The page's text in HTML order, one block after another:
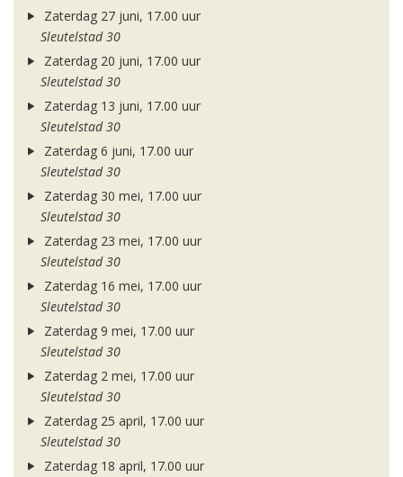
Zaterdag 27 juni, 17.00 uur
Sleutelstad 30
Zaterdag 20 juni, 17.00 uur
Sleutelstad 30
Zaterdag 13 juni, 17.00 uur
Sleutelstad 30
Zaterdag 6 juni, 17.00 uur
Sleutelstad 30
Zaterdag 30 mei, 17.00 uur
Sleutelstad 30
Zaterdag 23 mei, 17.00 uur
Sleutelstad 30
Zaterdag 16 mei, 17.00 uur
Sleutelstad 30
Zaterdag 9 mei, 17.00 uur
Sleutelstad 30
Zaterdag 2 mei, 17.00 uur
Sleutelstad 30
Zaterdag 25 april, 17.00 uur
Sleutelstad 30
Zaterdag 18 april, 17.00 uur